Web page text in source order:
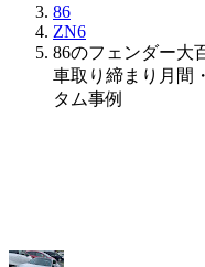
86
ZN6
86のフェンダー大
車取り締まり月間
タム事例